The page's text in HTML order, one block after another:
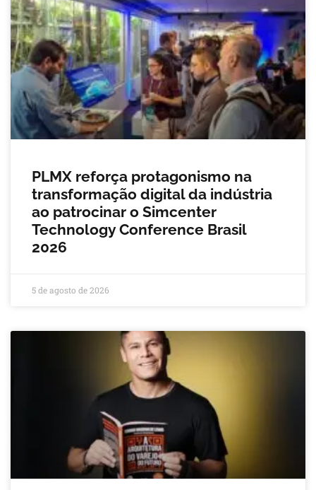
PLMX reforça protagonismo na
transformação digital da indústria
ao patrocinar o Simcenter
Technology Conference Brasil
2026
5 de agosto de 2026